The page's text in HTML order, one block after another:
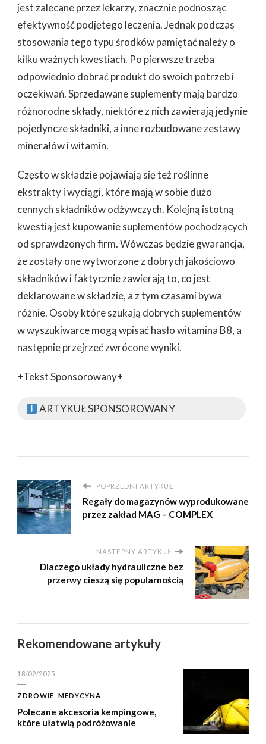
jest zalecane przez lekarzy, znacznie podnosząc
efektywność podjętego leczenia. Jednak podczas
stosowania tego typu środków pamiętać należy o
kilku ważnych kwestiach. Po pierwsze trzeba
odpowiednio dobrać produkt do swoich potrzeb i
oczekiwań. Sprzedawane suplementy mają bardzo
różnorodne składy, niektóre z nich zawierają jedynie
pojedyncze składniki, a inne rozbudowane zestawy
minerałów i witamin.
Często w składzie pojawiają się też roślinne
ekstrakty i wyciągi, które mają w sobie dużo
cennych składników odżywczych. Kolejną istotną
kwestią jest kupowanie suplementów pochodzących
od sprawdzonych firm. Wówczas będzie gwarancja,
że zostały one wytworzone z dobrych jakościowo
składników i faktycznie zawierają to, co jest
deklarowane w składzie, a z tym czasami bywa
różnie. Osoby które szukają dobrych suplementów
w wyszukiwarce mogą wpisać hasłowitamina B8, a
następnie przejrzeć zwrócone wyniki.
+Tekst Sponsorowany+
ARTYKUŁ SPONSOROWANY
POPRZEDNI ARTYKUŁ
Regały do magazynów wyprodukowane
przez zakład MAG – COMPLEX
NASTĘPNY ARTYKUŁ
Dlaczego układy hydrauliczne bez
przerwy cieszą się popularnością
Rekomendowane artykuły
18/02/2025
ZDROWIE, MEDYCYNA
Polecane akcesoria kempingowe,
które ułatwią podróżowanie